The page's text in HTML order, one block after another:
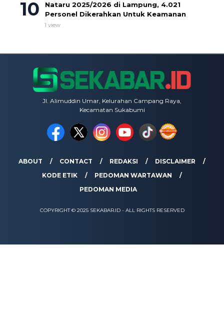
Nataru 2025/2026 di Lampung, 4.021
Personel Dikerahkan Untuk Keamanan
1 view
Jl. Alimuddin Umar, Kelurahan Campang Raya,
Kecamatan Sukabumi
ABOUT CONTACT REDAKSI
DISCLAIMER
KODE ETIK
PEDOMAN WARTAWAN
PEDOMAN MEDIA
COPYRIGHT © 2025 SEKABAR.ID - ALL RIGHTS RESERVED